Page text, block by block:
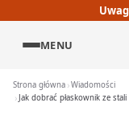
MENU
Strona główna Wiadomości
Jak dobrać płaskownik ze